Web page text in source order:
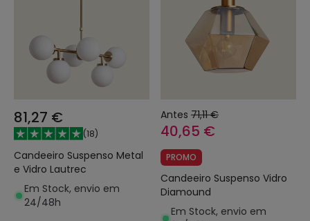
81,27 €
(18)
Candeeiro Suspenso Metal
e Vidro Lautrec
Em Stock, envio em
24/48h
Antes 71,11 €
40,65 €
PROMO
Candeeiro Suspenso Vidro
Diamound
Em Stock, envio em